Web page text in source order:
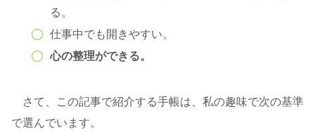
る。
仕事中でも開きやすい。
心の整理ができる。
さて、この記事で紹介する手帳は、私の趣味で次の基準
で選んでいます。